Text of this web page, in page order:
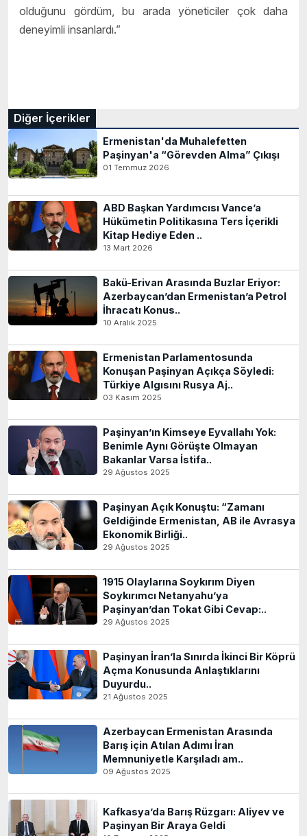
olduğunu gördüm, bu arada yöneticiler çok daha
deneyimli insanlardı.”
Diğer İçerikler
Ermenistan'da Muhalefetten
Paşinyan'a “Görevden Alma” Çıkışı
01 Temmuz 2026
ABD Başkan Yardımcısı Vance’a
Hükümetin Politikasına Ters İçerikli
Kitap Hediye Eden ..
13 Mart 2026
Bakü-Erivan Arasında Buzlar Eriyor:
Azerbaycan’dan Ermenistan’a Petrol
İhracatı Konus..
10 Aralık 2025
Ermenistan Parlamentosunda
Konuşan Paşinyan Açıkça Söyledi:
Türkiye Algısını Rusya Aj..
03 Kasım 2025
Paşinyan’ın Kimseye Eyvallahı Yok:
Benimle Aynı Görüşte Olmayan
Bakanlar Varsa İstifa..
29 Ağustos 2025
Paşinyan Açık Konuştu: “Zamanı
Geldiğinde Ermenistan, AB ile Avrasya
Ekonomik Birliği..
29 Ağustos 2025
1915 Olaylarına Soykırım Diyen
Soykırımcı Netanyahu’ya
Paşinyan’dan Tokat Gibi Cevap:..
29 Ağustos 2025
Paşinyan İran’la Sınırda İkinci Bir Köprü
Açma Konusunda Anlaştıklarını
Duyurdu..
21 Ağustos 2025
Azerbaycan Ermenistan Arasında
Barış için Atılan Adımı İran
Memnuniyetle Karşıladı am..
09 Ağustos 2025
Kafkasya’da Barış Rüzgarı: Aliyev ve
Paşinyan Bir Araya Geldi